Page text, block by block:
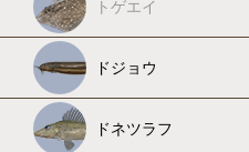
トゲエイ
ドジョウ
ドネツラフ